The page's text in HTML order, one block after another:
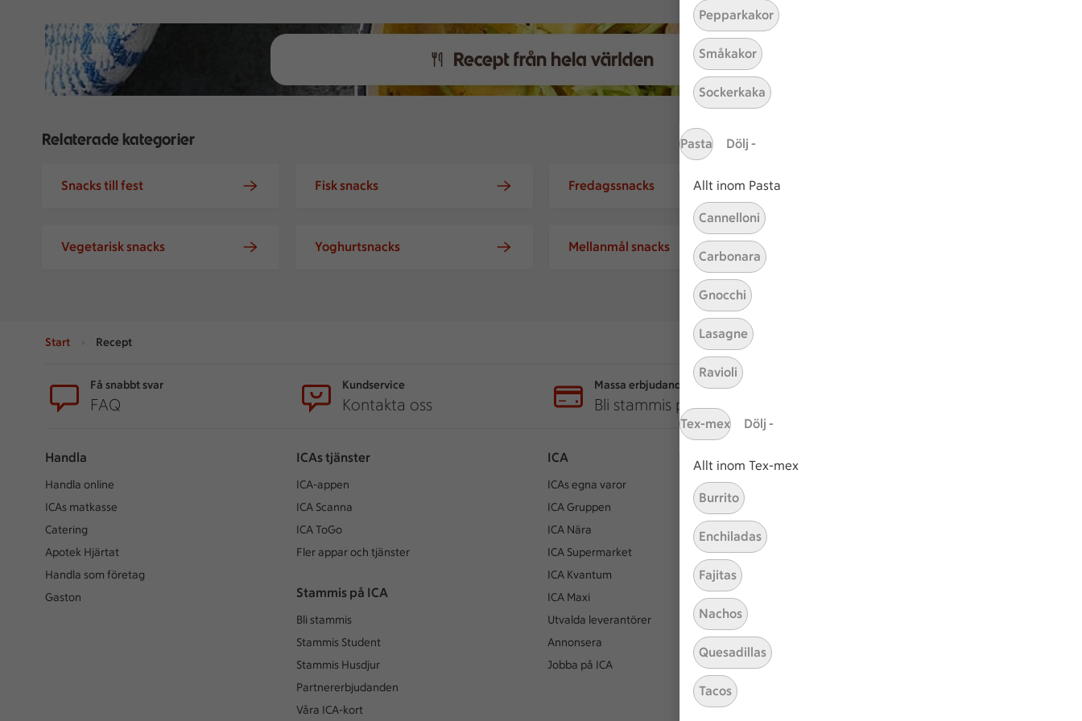
Pepparkakor
Småkakor
Sockerkaka
Pasta Dölj -
Allt inom Pasta
Cannelloni
Carbonara
Gnocchi
Lasagne
Ravioli
Tex-mex Dölj -
Allt inom Tex-mex
Burrito
Enchiladas
Fajitas
Nachos
Quesadillas
Tacos
Relaterade kategorier
Snacks till fest Fisk snacks Fredagssnacks
Vegetarisk snacks Yoghurtsnacks Mellanmål snacks
Start Recept
Få snabbt svar
FAQ
Kundservice
Kontakta oss
Massa erbjudanden
Bli stammis på ICA
Handla
Handla online
ICAs matkasse
Catering
Apotek Hjärtat
Handla som företag
Gaston
ICAs tjänster
ICA-appen
ICA Scanna
ICA ToGo
Fler appar och tjänster
Stammis på ICA
Bli stammis
Stammis Student
Stammis Husdjur
Partnererbjudanden
Våra ICA-kort
ICA
ICAs egna varor
ICA Gruppen
ICA Nära
ICA Supermarket
ICA Kvantum
ICA Maxi
Utvalda leverantörer
Annonsera
Jobba på ICA